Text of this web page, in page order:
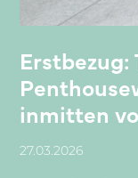
inmitten
27.03.2026